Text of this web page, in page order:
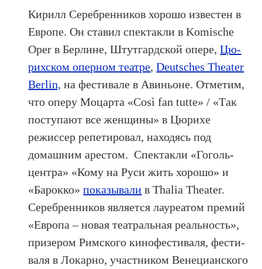
Кирилл Серебренников хорошо известен в
Европе. Он ставил спектакли в Ko­misc­he
Oper в Бер­ли­не, Штут­гард­ской опе­ре,Цю­
рихс­ком опер­ном те­ат­ре,Deutsches Theater
Berlin, на фестивале в Авиньоне. Отметим,
что оперу Моцарта «Così fan tutte» / «Так
поступают все женщины» в Цюрихе
режиссер репетировал, находясь под
домашним арестом. Спектакли «Гоголь-
центра» «Кому на Руси жить хорошо» и
«Барокко»показывали в Thalia Theater.
Серебренников является ла­уреатом пре­мий
«Ев­ро­па – но­вая те­ат­раль­ная ре­аль­ность»,
призером Римс­ко­го ки­нофес­ти­валя, фес­ти­
валя в Ло­кар­но, участ­ником Ве­неци­анс­ко­го